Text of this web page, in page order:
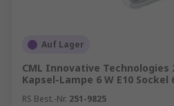
Auf Lager
CML Innovative Technologies
Kapsel-Lampe 6 W E10 Sockel
RS Best.-Nr. 251-9825